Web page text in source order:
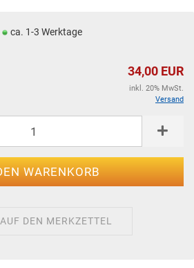
ca. 1-3 Werktage
34,00 EUR
inkl. 20% MwSt.
Versand
AUF DEN MERKZETTEL